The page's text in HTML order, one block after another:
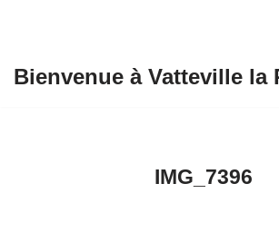
Bienvenue à Vatteville la
IMG_7396